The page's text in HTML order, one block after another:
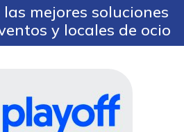
mejores soluciones
y locales de ocio